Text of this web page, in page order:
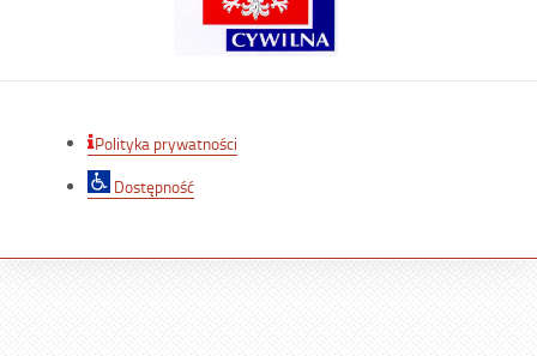
Polityka prywatności
Dostępność